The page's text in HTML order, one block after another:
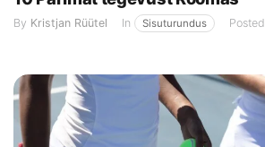
By Kristjan Rüütel In Sisuturundus Posted